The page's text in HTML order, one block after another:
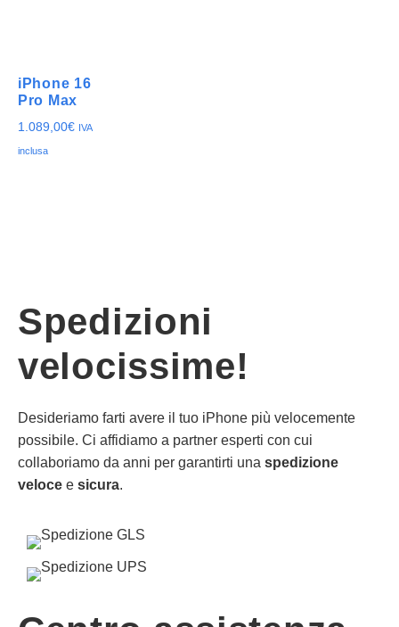
iPhone 16
Pro Max
1.089,00€ IVA
inclusa
Spedizioni
velocissime!
Desideriamo farti avere il tuo iPhone più velocemente
possibile. Ci affidiamo a partner esperti con cui
collaboriamo da anni per garantirti una spedizione
veloce e sicura.